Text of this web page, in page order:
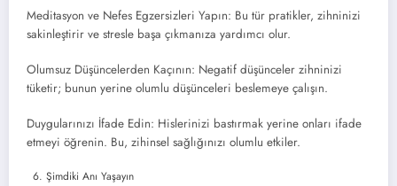
Meditasyon ve Nefes Egzersizleri Yapın: Bu tür pratikler, zihninizi
sakinleştirir ve stresle başa çıkmanıza yardımcı olur.
Olumsuz Düşüncelerden Kaçının: Negatif düşünceler zihninizi
tüketir; bunun yerine olumlu düşünceleri beslemeye çalışın.
Duygularınızı İfade Edin: Hislerinizi bastırmak yerine onları ifade
etmeyi öğrenin. Bu, zihinsel sağlığınızı olumlu etkiler.
Şimdiki Anı Yaşayın